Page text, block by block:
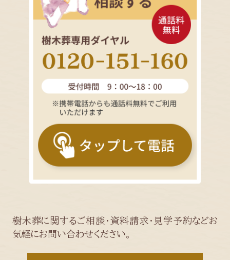
樹木葬に関するご相談・資料請求・見学予約などお
気軽にお問い合わせください。